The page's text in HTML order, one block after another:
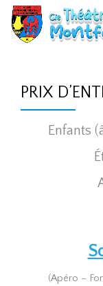
Aller
PRIX
Enfants
(Apéro –